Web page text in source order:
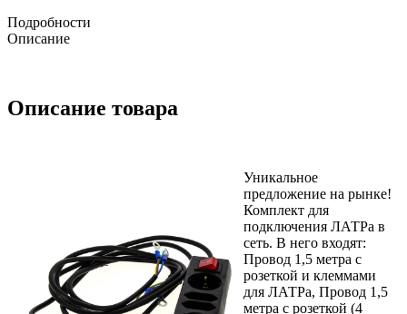
Подробности
Описание
Описание товара
Уникальное
предложение на рынке!
Комплект для
подключения ЛАТРа в
сеть. В него входят:
Провод 1,5 метра с
розеткой и клеммами
для ЛАТРа, Провод 1,5
метра с розеткой (4